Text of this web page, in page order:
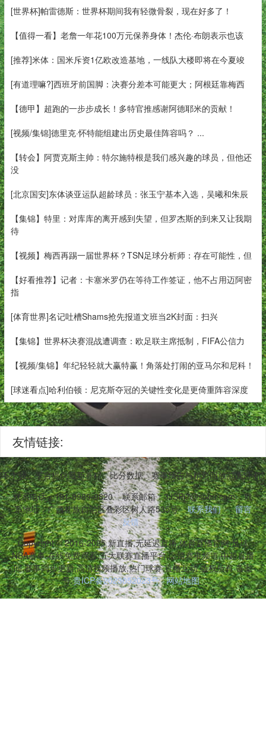
[世界杯]帕雷德斯：世界杯期间我有轻微骨裂，现在好多了！
【值得一看】老詹一年花100万元保养身体！杰伦·布朗表示也该
[推荐]米体：国米斥资1亿欧改造基地，一线队大楼即将在今夏竣
[有道理嘛?]西班牙前国脚：决赛分差本可能更大；阿根廷靠梅西
【德甲】超跑的一步步成长！多特官推感谢阿德耶米的贡献！
[视频/集锦]德里克·怀特能组建出历史最佳阵容吗？ ...
【转会】阿贾克斯主帅：特尔施特根是我们感兴趣的球员，但他还
没
[北京国安]东体谈亚运队超龄球员：张玉宁基本入选，吴曦和朱辰
【集锦】特里：对库库的离开感到失望，但罗杰斯的到来又让我期
待
【视频】梅西再踢一届世界杯？TSN足球分析师：存在可能性，但
【好看推荐】记者：卡塞米罗仍在等待工作签证，他不占用迈阿密
指
[体育世界]名记吐槽Shams抢先报道文班当2K封面：扫兴
【集锦】世界杯决赛混战遭调查：欧足联主席抵制，FIFA公信力
【视频/集锦】年纪轻轻就大赢特赢！角落处打闹的亚马尔和尼科！
[球迷看点]哈利伯顿：尼克斯夺冠的关键性变化是更倚重阵容深度
友情链接:
顿。平台提供最新赛程、比分数据、赛事预告与精彩回放,适配手
联系电话：191-8989-9820
联系邮箱：3JSPj7@sohu.com
联
系地址：广西壮族自治区叠彩区树人路535号
联系我们
留言
反馈
Copyright © 2016-2025 新直播,无延迟直播,体育直播官网,足球
NBA赛事,在线免费观看,五大联赛直播平台,高清赛事频道,中超直播
间,赛事同步更新,高清视频播放,热门球赛,直播互动 版权所有 备案
号:贵ICP备2023052023号 网站地图